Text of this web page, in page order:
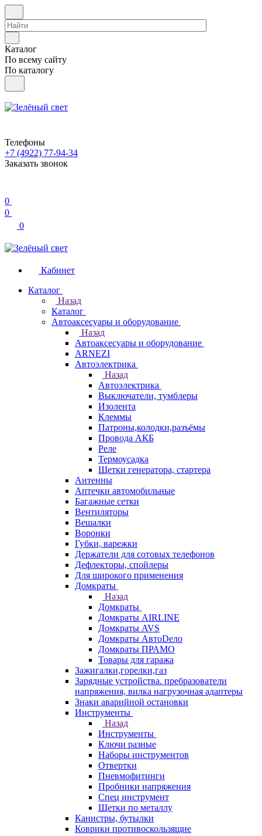
Каталог
По всему сайту
По каталогу
Телефоны
+7 (4922) 77-94-34
Заказать звонок
0
0
0
Кабинет
Каталог
Назад
Каталог
Автоаксесуары и оборудование
Назад
Автоаксесуары и оборудование
ARNEZI
Автоэлектрика
Назад
Автоэлектрика
Выключатели, тумблеры
Изолента
Клеммы
Патроны,колодки,разъёмы
Провода АКБ
Реле
Термоусадка
Щетки генератора, стартера
Антенны
Аптечки автомобильные
Багажные сетки
Вентиляторы
Вешалки
Воронки
Губки, варежки
Держатели для сотовых телефонов
Дефлекторы, спойлеры
Для широкого применения
Домкраты
Назад
Домкраты
Домкраты AIRLINE
Домкраты AVS
Домкраты АвтоDело
Домкраты ПРАМО
Товары для гаража
Зажигалки,горелки,газ
Зарядные устройства. пребразователи
напряжения, вилка нагрузочная адаптеры
Знаки аварийной остановки
Инструменты
Назад
Инструменты
Ключи разные
Наборы инструментов
Отвертки
Пневмофитинги
Пробники напряжения
Спец инструмент
Щетки по металлу
Канистры, бутылки
Коврики противоскользящие